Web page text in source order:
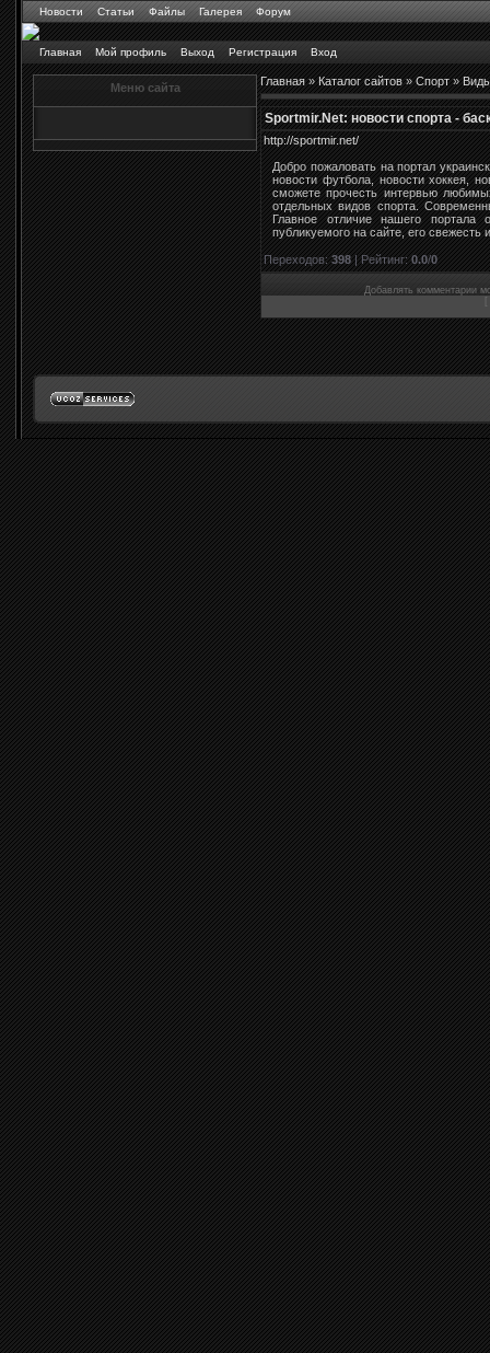
Новости Статьи Файлы Галерея Форум
Главная Мой профиль Выход Регистрация Вход
Меню сайта Главная»Каталог сайтов»Спорт»
Sportmir.Net: новости спорта -
http://sportmir.net/
Добро пожаловать на портал
новости футбола, новости хоккея,
сможете прочесть интервью
отдельных видов спорта.
Главное отличие нашего
публикуемого на сайте, его свежесть
Переходов:398|Рейтинг:0.0/0
Добавлять комментарии